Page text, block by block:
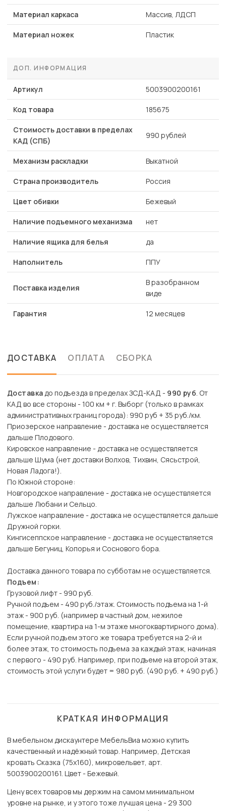
Материал каркаса Массив, ЛДСП
Материал ножек Пластик
ДОП. ИНФОРМАЦИЯ
Артикул 5003900200161
Код товара 185675
Стоимость доставки в пределах
КАД (СПБ)
990 рублей
Механизм раскладки Выкатной
Страна производитель Россия
Цвет обивки Бежевый
Наличие подъемного механизма нет
Наличие ящика для белья да
Наполнитель ППУ
Поставка изделия
В разобранном
виде
Гарантия 12 месяцев
ДОСТАВКА ОПЛАТА СБОРКА
Доставкадо подъезда в пределах ЗСД-КАД - 990 руб. От
КАД во все стороны - 100 км + г. Выборг (только в рамках
административных границ города): 990 руб + 35 руб./км.
Приозерское направление - доставка не осуществляется
дальше Плодового.
Кировское направление - доставка не осуществляется
дальше Шума (нет доставки Волхов, Тихвин, Сясьстрой,
Новая Ладога!).
По Южной стороне:
Новгородское направление - доставка не осуществляется
дальше Любани и Сельцо.
Лужское направление - доставка не осуществляется дальше
Дружной горки.
Кингисеппское направление - доставка не осуществляется
дальше Бегуниц, Копорья и Соснового бора.
Доставка данного товара по субботам не осуществляется.
Подъем:
Грузовой лифт - 990 руб.
Ручной подъем - 490 руб./этаж. Стоимость подъема на 1-й
этаж - 900 руб. (например в частный дом, нежилое
помещение, квартира на 1-м этаже многоквартирного дома).
Если ручной подъем этого же товара требуется на 2-й и
более этаж, то стоимость подъема за каждый этаж, начиная
с первого - 490 руб. Например, при подъеме на второй этаж,
стоимость этой услуги будет = 980 руб. (490 руб. + 490 руб.)
КРАТКАЯ ИНФОРМАЦИЯ
В мебельном дискаунтере МебельВиа можно купить
качественный и надёжный товар. Например, Детская
кровать Сказка (75х160), микровельвет, арт.
5003900200161. Цвет - Бежевый.
Цену всех товаров мы держим на самом минимальном
уровне на рынке, и у этого тоже лучшая цена - 29 300